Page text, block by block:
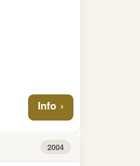
Info
2004